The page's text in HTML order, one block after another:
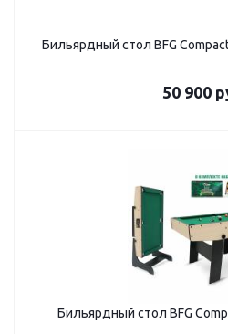
Бильярдный стол BFG
50 900
Бильярдный стол BFG